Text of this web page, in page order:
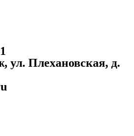
ул. Плехановская, д.